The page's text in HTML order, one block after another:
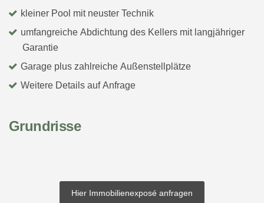
kleiner Pool mit neuster Technik
umfangreiche Abdichtung des Kellers mit langjähriger
Garantie
Garage plus zahlreiche Außenstellplätze
Weitere Details auf Anfrage
Grundrisse
Hier Immobilienexposé anfragen